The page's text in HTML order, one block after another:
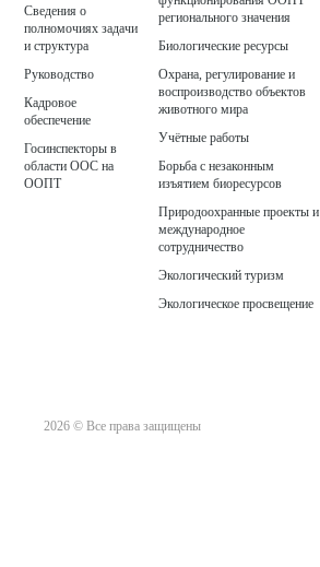
Сведения о
полномочиях задачи
и структура
Руководство
Кадровое
обеспечение
Госинспекторы в
области ООС на
ООПТ
регионального значения
Биологические ресурсы
Охрана, регулирование и
воспроизводство объектов
животного мира
Учётные работы
Борьба с незаконным
изъятием биоресурсов
Природоохранные проекты и
международное
сотрудничество
Экологический туризм
Экологическое просвещение
2026 © Все права защищены